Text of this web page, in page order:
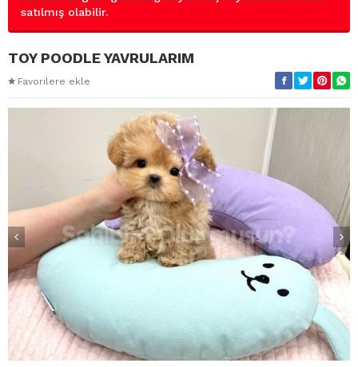
satılmış olabilir.
TOY POODLE YAVRULARIM
Favorilere ekle